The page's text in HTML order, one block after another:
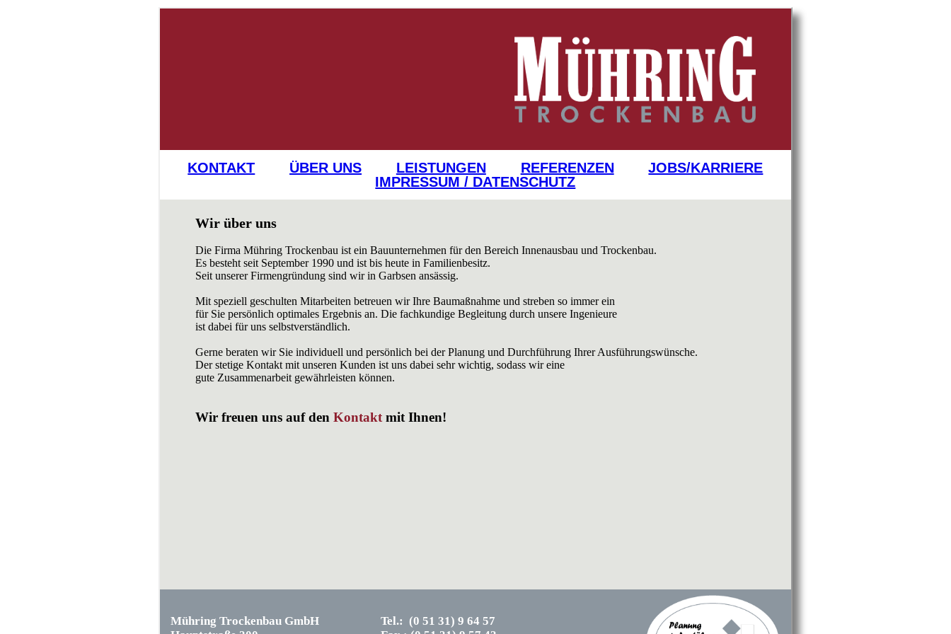
KONTAKT ÜBER UNS LEISTUNGEN REFERENZEN
JOBS/KARRIERE
IMPRESSUM / DATENSCHUTZ
Wir über uns
Die Firma Mühring Trockenbau ist ein Bauunternehmen für den Bereich Innenausbau und Trockenbau.
Es besteht seit September 1990 und ist bis heute in Familienbesitz.
Seit unserer Firmengründung sind wir in Garbsen ansässig.
Mit speziell geschulten Mitarbeiten betreuen wir Ihre Baumaßnahme und streben so immer ein
für Sie persönlich optimales Ergebnis an. Die fachkundige Begleitung durch unsere Ingenieure
ist dabei für uns selbstverständlich.
Gerne beraten wir Sie individuell und persönlich bei der Planung und Durchführung Ihrer Ausführungswünsche.
Der stetige Kontakt mit unseren Kunden ist uns dabei sehr wichtig, sodass wir eine
gute Zusammenarbeit gewährleisten können.
Wir freuen uns auf den Kontaktmit Ihnen!
Mühring Trockenbau GmbH
Tel.: (0 51 31) 9 64 57